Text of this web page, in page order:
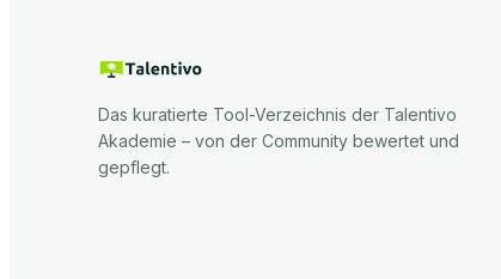
Das kuratierte Tool-Verzeichnis der Talentivo
Akademie – von der Community bewertet und
gepflegt.